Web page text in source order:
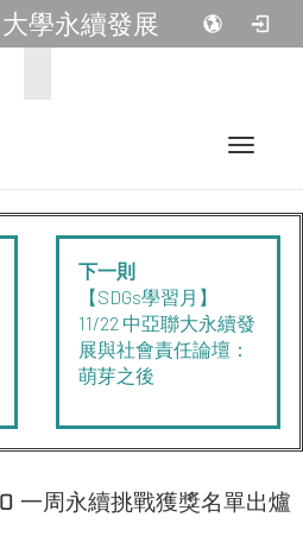
學永續發展
Toggle
下一則
【SDGs學習月】
11/22 中亞聯大永續發
展與社會責任論壇：
萌芽之後
一周永續挑戰獲獎名單出爐